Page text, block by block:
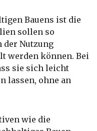
Bauens ist die
sollen so
der Nutzung
werden können. Bei
sie sich leicht
lassen, ohne an
wie die